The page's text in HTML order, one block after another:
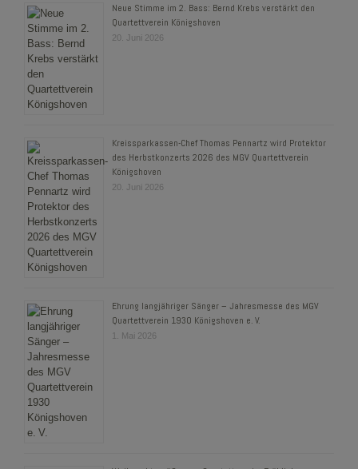
Neue Stimme im 2. Bass: Bernd Krebs verstärkt den
Quartettverein Königshoven
20. Juni 2026
Kreissparkassen-Chef Thomas Pennartz wird Protektor
des Herbstkonzerts 2026 des MGV Quartettverein
Königshoven
20. Juni 2026
Ehrung langjähriger Sänger – Jahresmesse des MGV
Quartettverein 1930 Königshoven e. V.
1. Mai 2026